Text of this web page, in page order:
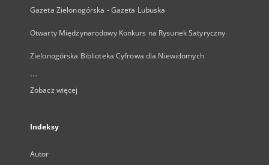
Gazeta Zielonogórska - Gazeta Lubuska
Otwarty Międzynarodowy Konkurs na Rysunek Satyryczny
Zielonogórska Biblioteka Cyfrowa dla Niewidomych
...
Zobacz więcej
Indeksy
Autor